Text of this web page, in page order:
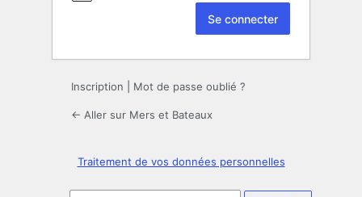
Inscription Mot de passe oublié ?
← Aller sur Mers et Bateaux
Traitement de vos données personnelles